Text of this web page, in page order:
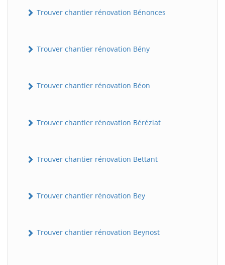
Trouver chantier rénovation Bénonces
Trouver chantier rénovation Bény
Trouver chantier rénovation Béon
Trouver chantier rénovation Béréziat
Trouver chantier rénovation Bettant
Trouver chantier rénovation Bey
Trouver chantier rénovation Beynost